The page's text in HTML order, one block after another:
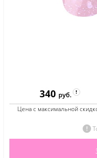
340 руб.
Цена с максимальной